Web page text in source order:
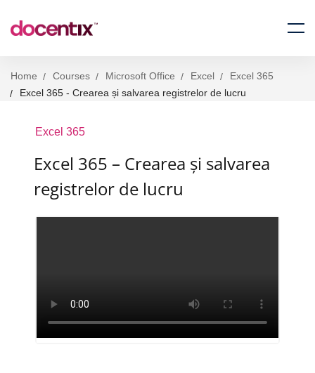
Home Courses Microsoft Office Excel
Excel 365
Excel 365 - Crearea și salvarea registrelor de lucru
Excel 365
Excel 365 – Crearea și salvarea
registrelor de lucru